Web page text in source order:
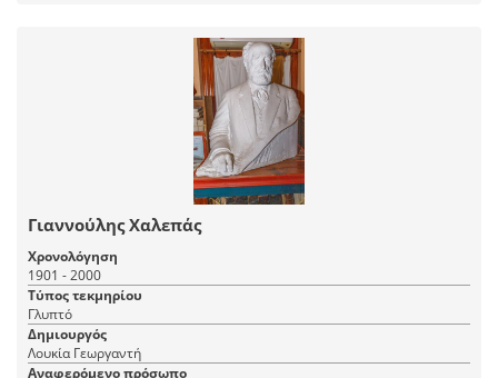
Γιαννούλης Χαλεπάς
Χρονολόγηση
1901 - 2000
Τύπος τεκμηρίου
Γλυπτό
Δημιουργός
Λουκία Γεωργαντή
Αναφερόμενο πρόσωπο